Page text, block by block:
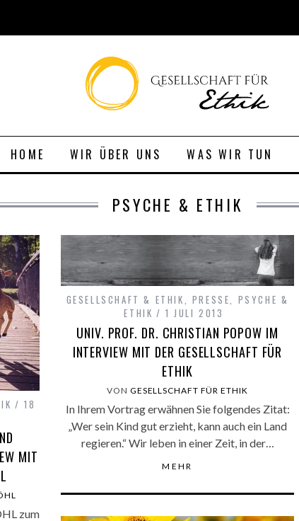
HOME WIR ÜBER UNS WAS WIR TUN
PSYCHE & ETHIK
18
MIT
zum
GESELLSCHAFT & ETHIK, PRESSE, PSYCHE &
ETHIK
1 JULI 2013
UNIV. PROF. DR. CHRISTIAN POPOW IM
INTERVIEW MIT DER GESELLSCHAFT FÜR
ETHIK
VON GESELLSCHAFT FÜR ETHIK
In Ihrem Vortrag erwähnen Sie folgendes Zitat:
„Wer sein Kind gut erzieht, kann auch ein Land
regieren.“ Wir leben in einer Zeit, in der…
MEHR